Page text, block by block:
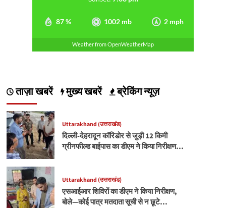
87 % 1002 mb 2 mph
Weather from OpenWeatherMap
ताज़ा खबरें मुख्य खबरें ब्रेकिंग न्यूज़
Uttarakhand (उत्तराखंड)
दिल्ली-देहरादून कॉरिडोर से जुड़ी 12 किमी
ग्रीनफील्ड बाईपास का डीएम ने किया निरीक्षण…
Uttarakhand (उत्तराखंड)
एसआईआर शिविरों का डीएम ने किया निरीक्षण,
बोले—कोई पात्र मतदाता सूची से न छूटे…